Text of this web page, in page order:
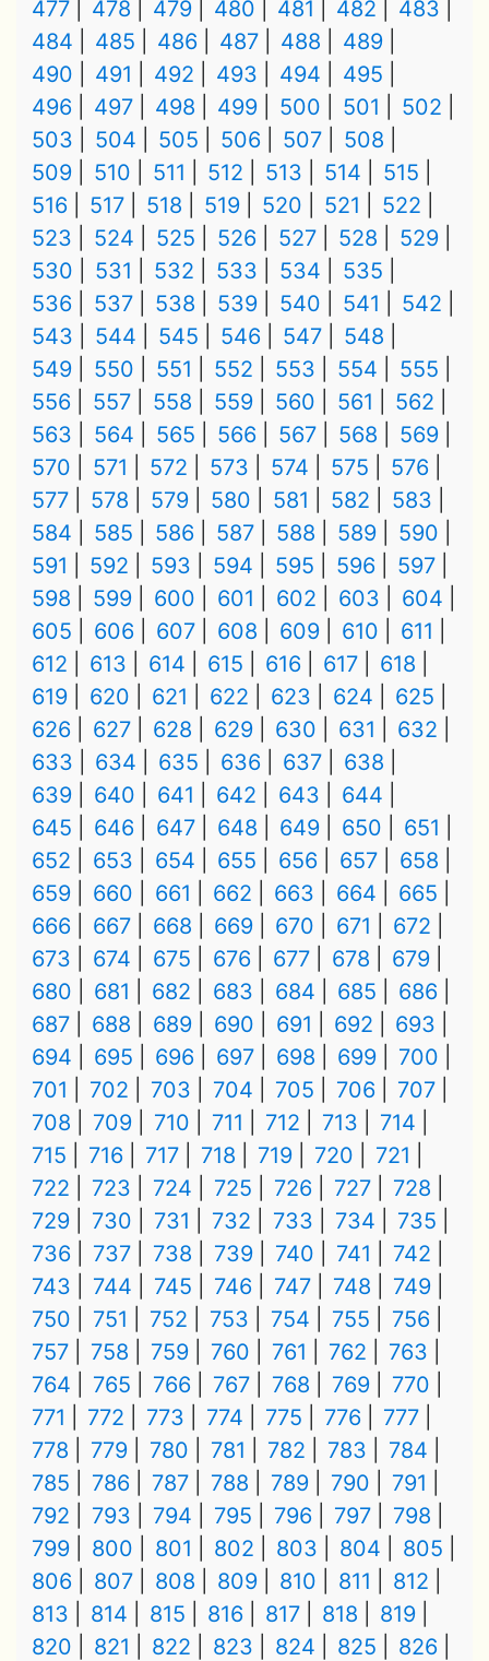
477 478 479 480 481 482
483
484
485 486 487 488
489
490
491 492 493 494
495
496
497 498 499 500 501
502
503
504 505 506 507
508
509
510 511 512 513 514
515
516
517 518 519 520 521
522
523
524 525 526 527 528
529
530
531 532 533 534
535
536
537 538 539 540 541
542
543
544 545 546 547
548
549
550 551 552 553 554
555
556
557 558 559 560 561
562
563
564 565 566 567 568
569
570
571 572 573 574 575
576
577
578 579 580 581 582
583
584
585 586 587 588 589
590
591
592 593 594 595 596
597
598
599 600 601 602 603
604
605
606 607 608 609 610
611
612
613 614 615 616 617
618
619
620 621 622 623 624
625
626
627 628 629 630 631
632
633
634 635 636 637
638
639
640 641 642 643
644
645
646 647 648 649 650
651
652
653 654 655 656 657
658
659
660 661 662 663 664
665
666
667 668 669 670 671
672
673
674 675 676 677 678
679
680
681 682 683 684 685
686
687
688 689 690 691 692
693
694
695 696 697 698 699
700
701
702 703 704 705 706
707
708
709 710 711 712 713
714
715
716 717 718 719 720
721
722
723 724 725 726 727
728
729
730 731 732 733 734
735
736
737 738 739 740 741
742
743
744 745 746 747 748
749
750
751 752 753 754 755
756
757
758 759 760 761 762
763
764
765 766 767 768 769
770
771
772 773 774 775 776
777
778
779 780 781 782 783
784
785
786 787 788 789 790
791
792
793 794 795 796 797
798
799
800 801 802 803 804
805
806
807 808 809 810 811
812
813
814 815 816 817 818
819
820
821 822 823 824 825
826